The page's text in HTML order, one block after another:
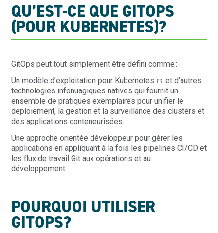
QU’EST-CE QUE GITOPS
(POUR KUBERNETES)?
GitOps peut tout simplement être défini comme :
Un modèle d’exploitation pour Kubernetes
et d’autres
technologies infonuagiques natives qui fournit un
ensemble de pratiques exemplaires pour unifier le
déploiement, la gestion et la surveillance des clusters et
des applications conteneurisées.
Une approche orientée développeur pour gérer les
applications en appliquant à la fois les pipelines CI/CD et
les flux de travail Git aux opérations et au
développement.
POURQUOI UTILISER
GITOPS?